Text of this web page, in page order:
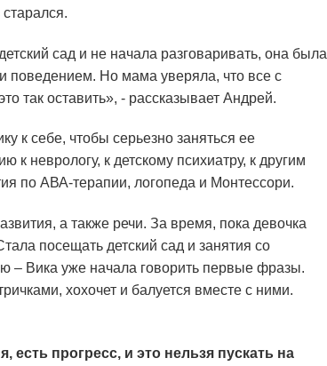
сад и не начала разговаривать, она была
поведением. Но мама уверяла, что все с
так оставить», - рассказывает Андрей.
к себе, чтобы серьезно заняться ее
к неврологу, к детскому психиатру, к другим
по АВА-терапии, логопеда и Монтессори.
а также речи. За время, пока девочка
посещать детский сад и занятия со
– Вика уже начала говорить первые фразы.
хохочет и балуется вместе с ними.
есть прогресс, и это нельзя пускать на